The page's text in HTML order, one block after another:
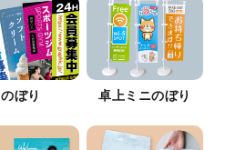
のぼり 卓上ミニのぼり